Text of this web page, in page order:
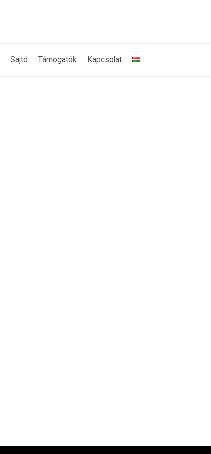
Sajtó Támogatók Kapcsolat